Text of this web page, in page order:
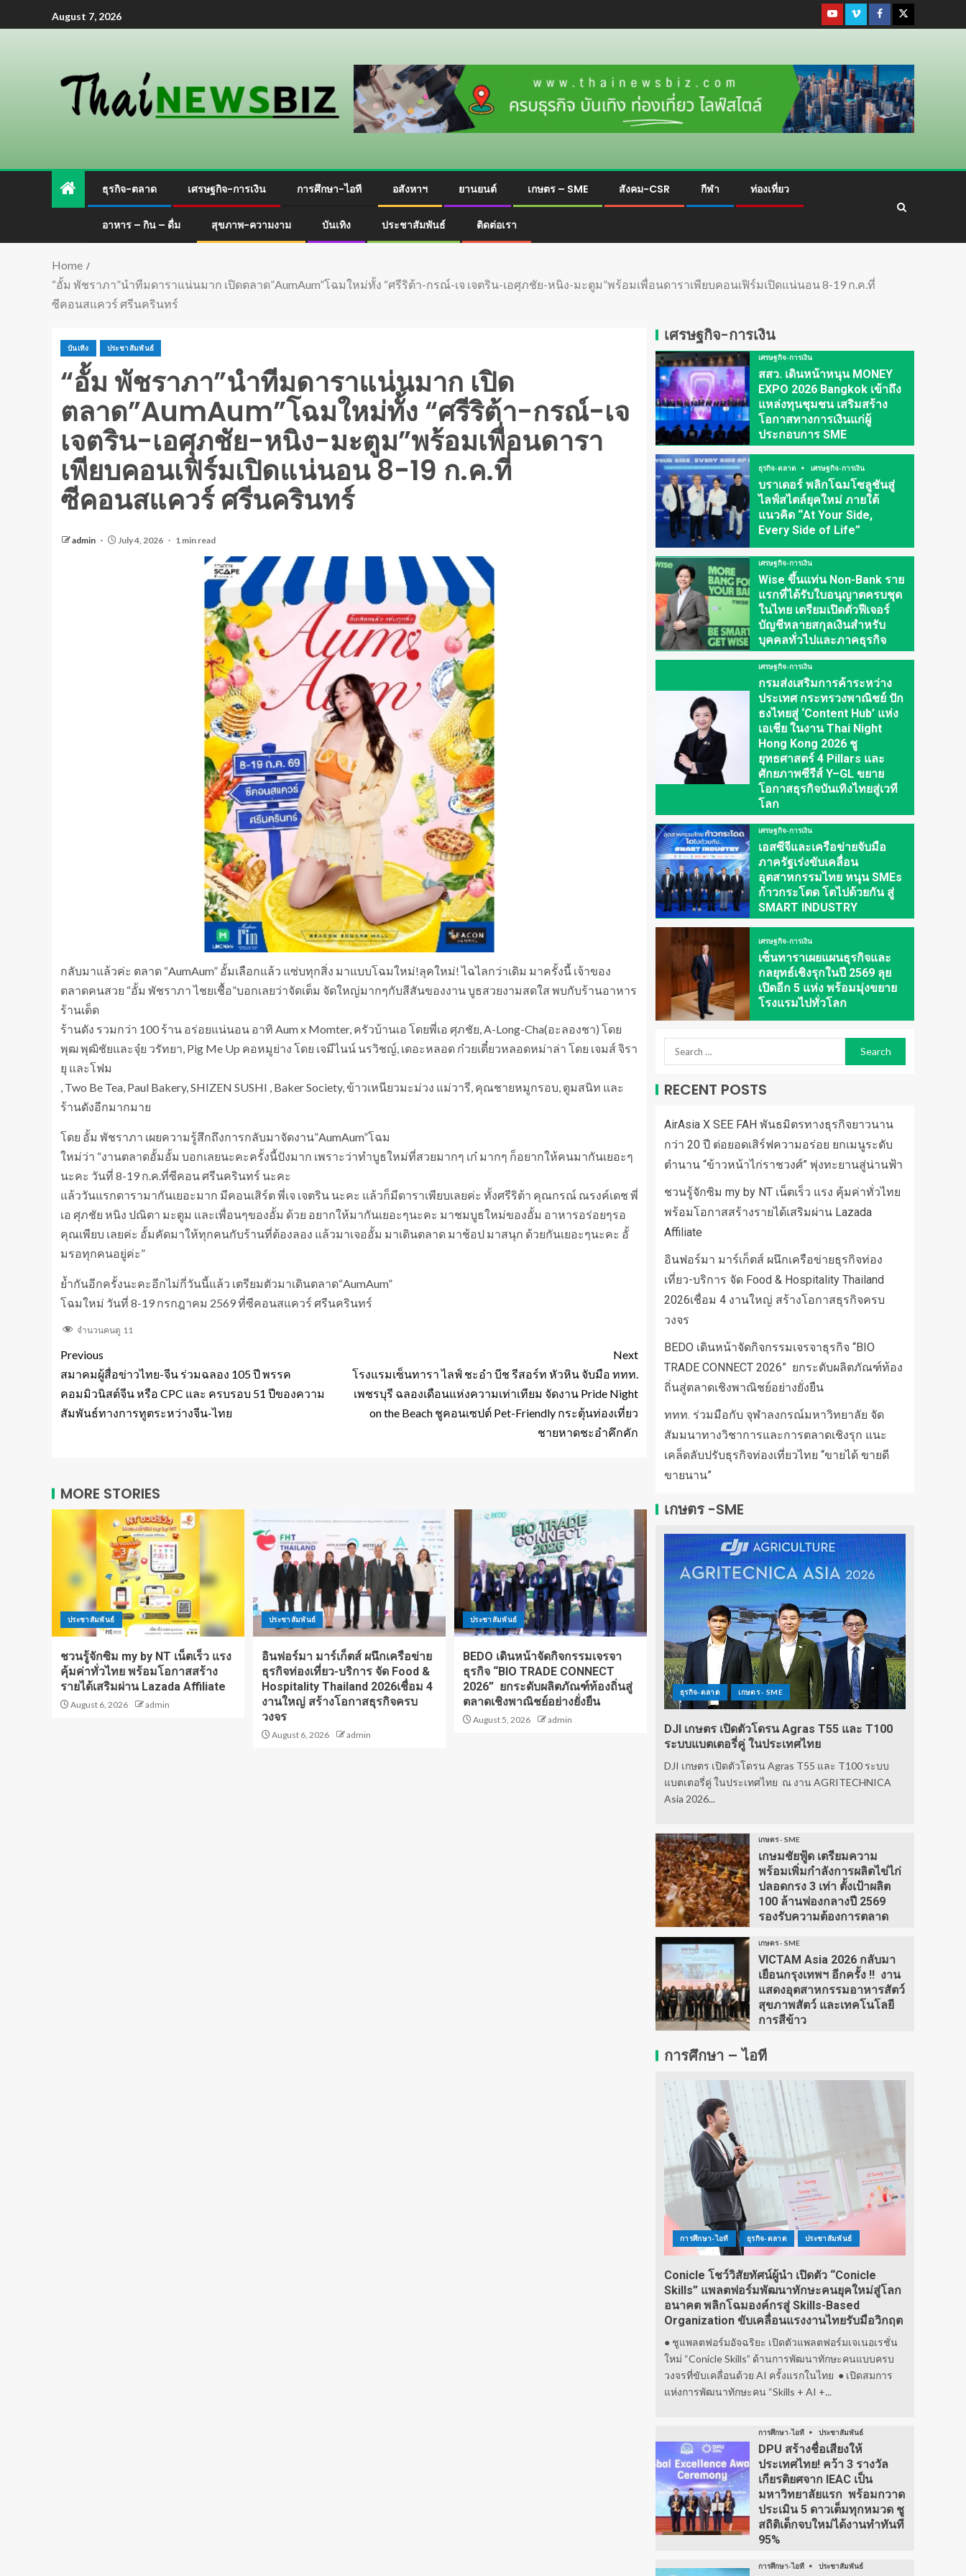
August 7, 2026
ธุรกิจ-ตลาด เศรษฐกิจ-การเงิน การศึกษา-ไอที อสังหาฯ ยานยนต์ เกษตร – SME สังคม-CSR กีฬา ท่องเที่ยว
อาหาร – กิน – ดื่ม สุขภาพ-ความงาม บันเทิง ประชาสัมพันธ์ ติดต่อเรา
Home
“อั้ม พัชราภา”นำทีมดาราแน่นมาก เปิดตลาด”AumAum”โฉมใหม่ทั้ง “ศรีริต้า-กรณ์-เจ เจตริน-เอศุภชัย-หนิง-มะตูม”พร้อมเพื่อนดาราเพียบคอนเฟิร์มเปิดแน่นอน 8-19 ก.ค.ที่
ซีคอนสแควร์ ศรีนครินทร์
บันเทิง ประชาสัมพันธ์
“อั้ม พัชราภา”นำทีมดาราแน่นมาก เปิด
ตลาด”AumAum”โฉมใหม่ทั้ง “ศรีริต้า-กรณ์-เจ
เจตริน-เอศุภชัย-หนิง-มะตูม”พร้อมเพื่อนดารา
เพียบคอนเฟิร์มเปิดแน่นอน 8-19 ก.ค.ที่
ซีคอนสแควร์ ศรีนครินทร์
admin July 4, 2026 1 min read
กลับมาแล้วค่ะ ตลาด “AumAum” อั้มเลือกแล้ว แซ่บทุกสิ่ง มาแบบโฉมใหม่!ลุคใหม่! ไฉไลกว่าเดิม มาครั้งนี้ เจ้าของ
ตลาดคนสวย “อั้ม พัชราภา ไชยเชื้อ”บอกเลยว่าจัดเต็ม จัดใหญ่มากๆกับสีสันของงาน บูธสวยงามสดใส พบกับร้านอาหาร
ร้านเด็ด
ร้านดัง รวมกว่า 100 ร้าน อร่อยแน่นอน อาทิ Aum x Momter, ครัวบ้านเอ โดยพี่เอ ศุภชัย, A-Long-Cha(อะลองชา) โดย
พุฒ พุฒิชัยและจุ๋ย วรัทยา, Pig Me Up คอหมูย่าง โดย เจมีไนน์ นรวิชญ์, เดอะหลอด ก๋วยเตี๋ยวหลอดหม่าล่า โดย เจมส์ จิรา
ยุ และโฟม
, Two Be Tea, Paul Bakery, SHIZEN SUSHI , Baker Society, ข้าวเหนียวมะม่วง แม่วารี, คุณชายหมูกรอบ, ตูมสนิท และ
ร้านดังอีกมากมาย
โดย อั้ม พัชราภา เผยความรู้สึกถึงการกลับมาจัดงาน”AumAum”โฉม
ใหม่ว่า “งานตลาดอั้มอั้ม บอกเลยนะคะครั้งนี้ปังมาก เพราะว่าทำบูธใหม่ที่สวยมากๆ เก๋ มากๆ ก็อยากให้คนมากันเยอะๆ
นะคะ วันที่ 8-19 ก.ค.ที่ซีคอน ศรีนครินทร์ นะคะ
แล้ววันแรกดารามากันเยอะมาก มีคอนเสิร์ต พี่เจ เจตริน นะคะ แล้วก็มีดาราเพียบเลยค่ะ ทั้งศรีริต้า คุณกรณ์ ณรงค์เดช พี่
เอ ศุภชัย หนิง ปณิตา มะตูม และเพื่อนๆของอั้ม ด้วย อยากให้มากันเยอะๆนะคะ มาชมบูธใหม่ของอั้ม อาหารอร่อยๆรอ
คุณเพียบ เลยค่ะ อั้มคัดมาให้ทุกคนกับร้านที่ต้องลอง แล้วมาเจออั้ม มาเดินตลาด มาช้อป มาสนุก ด้วยกันเยอะๆนะคะ อั้
มรอทุกคนอยู่ค่ะ”
ย้ำกันอีกครั้งนะคะอีกไม่กี่วันนี้แล้ว เตรียมตัวมาเดินตลาด“AumAum”
โฉมใหม่ วันที่ 8-19 กรกฎาคม 2569 ที่ซีคอนสแควร์ ศรีนครินทร์
จำนวนคนดู 11
Previous
สมาคมผู้สื่อข่าวไทย-จีน ร่วมฉลอง 105 ปี พรรค
คอมมิวนิสต์จีน หรือ CPC และ ครบรอบ 51 ปีของความ
สัมพันธ์ทางการทูตระหว่างจีน-ไทย
Next
โรงแรมเซ็นทารา ไลฟ์ ชะอำ บีช รีสอร์ท หัวหิน จับมือ ททท.
เพชรบุรี ฉลองเดือนแห่งความเท่าเทียม จัดงาน Pride Night
on the Beach ชูคอนเซปต์ Pet-Friendly กระตุ้นท่องเที่ยว
ชายหาดชะอำคึกคัก
MORE STORIES
ประชาสัมพันธ์
ชวนรู้จักซิม my by NT เน็ตเร็ว แรง
คุ้มค่าทั่วไทย พร้อมโอกาสสร้าง
รายได้เสริมผ่าน Lazada Affiliate
August 6, 2026 admin
ประชาสัมพันธ์
อินฟอร์มา มาร์เก็ตส์ ผนึกเครือข่าย
ธุรกิจท่องเที่ยว-บริการ จัด Food &
Hospitality Thailand 2026เชื่อม 4
งานใหญ่ สร้างโอกาสธุรกิจครบ
วงจร
August 6, 2026 admin
ประชาสัมพันธ์
BEDO เดินหน้าจัดกิจกรรมเจรจา
ธุรกิจ “BIO TRADE CONNECT
2026” ยกระดับผลิตภัณฑ์ท้องถิ่นสู่
ตลาดเชิงพาณิชย์อย่างยั่งยืน
August 5, 2026 admin
เศรษฐกิจ-การเงิน
เศรษฐกิจ-การเงิน
สสว. เดินหน้าหนุน MONEY
EXPO 2026 Bangkok เข้าถึง
แหล่งทุนชุมชน เสริมสร้าง
โอกาสทางการเงินแก่ผู้
ประกอบการ SME
ธุรกิจ-ตลาด เศรษฐกิจ-การเงิน
บราเดอร์ พลิกโฉมโซลูชันสู่
ไลฟ์สไตล์ยุคใหม่ ภายใต้
แนวคิด “At Your Side,
Every Side of Life”
เศรษฐกิจ-การเงิน
Wise ขึ้นแท่น Non-Bank ราย
แรกที่ได้รับใบอนุญาตครบชุด
ในไทย เตรียมเปิดตัวฟีเจอร์
บัญชีหลายสกุลเงินสำหรับ
บุคคลทั่วไปและภาคธุรกิจ
เศรษฐกิจ-การเงิน
กรมส่งเสริมการค้าระหว่าง
ประเทศ กระทรวงพาณิชย์ ปัก
ธงไทยสู่ ‘Content Hub’ แห่ง
เอเชีย ในงาน Thai Night
Hong Kong 2026 ชู
ยุทธศาสตร์ 4 Pillars และ
ศักยภาพซีรีส์ Y–GL ขยาย
โอกาสธุรกิจบันเทิงไทยสู่เวที
โลก
เศรษฐกิจ-การเงิน
เอสซีจีและเครือข่ายจับมือ
ภาครัฐเร่งขับเคลื่อน
อุตสาหกรรมไทย หนุน SMEs
ก้าวกระโดด โตไปด้วยกัน สู่
SMART INDUSTRY
เศรษฐกิจ-การเงิน
เซ็นทาราเผยแผนธุรกิจและ
กลยุทธ์เชิงรุกในปี 2569 ลุย
เปิดอีก 5 แห่ง พร้อมมุ่งขยาย
โรงแรมไปทั่วโลก
RECENT POSTS
AirAsia X SEE FAH พันธมิตรทางธุรกิจยาวนาน
กว่า 20 ปี ต่อยอดเสิร์ฟความอร่อย ยกเมนูระดับ
ตำนาน “ข้าวหน้าไก่ราชวงศ์” พุ่งทะยานสู่น่านฟ้า
ชวนรู้จักซิม my by NT เน็ตเร็ว แรง คุ้มค่าทั่วไทย
พร้อมโอกาสสร้างรายได้เสริมผ่าน Lazada
Affiliate
อินฟอร์มา มาร์เก็ตส์ ผนึกเครือข่ายธุรกิจท่อง
เที่ยว-บริการ จัด Food & Hospitality Thailand
2026เชื่อม 4 งานใหญ่ สร้างโอกาสธุรกิจครบ
วงจร
BEDO เดินหน้าจัดกิจกรรมเจรจาธุรกิจ “BIO
TRADE CONNECT 2026” ยกระดับผลิตภัณฑ์ท้อง
ถิ่นสู่ตลาดเชิงพาณิชย์อย่างยั่งยืน
ททท. ร่วมมือกับ จุฬาลงกรณ์มหาวิทยาลัย จัด
สัมมนาทางวิชาการและการตลาดเชิงรุก แนะ
เคล็ดลับปรับธุรกิจท่องเที่ยวไทย “ขายได้ ขายดี
ขายนาน”
เกษตร -SME
ธุรกิจ-ตลาด เกษตร - SME
DJI เกษตร เปิดตัวโดรน Agras T55 และ T100
ระบบแบตเตอรี่คู่ ในประเทศไทย
DJI เกษตร เปิดตัวโดรน Agras T55 และ T100 ระบบ
แบตเตอรี่คู่ ในประเทศไทย ณ งาน AGRITECHNICA
Asia 2026...
เกษตร - SME
เกษมชัยฟู้ด เตรียมความ
พร้อมเพิ่มกำลังการผลิตไข่ไก่
ปลอดกรง 3 เท่า ตั้งเป้าผลิต
100 ล้านฟองกลางปี 2569
รองรับความต้องการตลาด
เกษตร - SME
VICTAM Asia 2026 กลับมา
เยือนกรุงเทพฯ อีกครั้ง !! งาน
แสดงอุตสาหกรรมอาหารสัตว์
สุขภาพสัตว์ และเทคโนโลยี
การสีข้าว
การศึกษา – ไอที
การศึกษา-ไอที ธุรกิจ-ตลาด ประชาสัมพันธ์
Conicle โชว์วิสัยทัศน์ผู้นำ เปิดตัว “Conicle
Skills” แพลตฟอร์มพัฒนาทักษะคนยุคใหม่สู่โลก
อนาคต พลิกโฉมองค์กรสู่ Skills-Based
Organization ขับเคลื่อนแรงงานไทยรับมือวิกฤต
● ชูแพลตฟอร์มอัจฉริยะ เปิดตัวแพลตฟอร์มเจเนอเรชั่น
ใหม่ “Conicle Skills” ด้านการพัฒนาทักษะคนแบบครบ
วงจรที่ขับเคลื่อนด้วย AI ครั้งแรกในไทย ● เปิดสมการ
แห่งการพัฒนาทักษะคน “Skills + AI +...
การศึกษา-ไอที ประชาสัมพันธ์
DPU สร้างชื่อเสียงให้
ประเทศไทย! คว้า 3 รางวัล
เกียรติยศจาก IEAC เป็น
มหาวิทยาลัยแรก พร้อมกวาด
ประเมิน 5 ดาวเต็มทุกหมวด ชู
สถิติเด็กจบใหม่ได้งานทำทันที
95%
การศึกษา-ไอที ประชาสัมพันธ์